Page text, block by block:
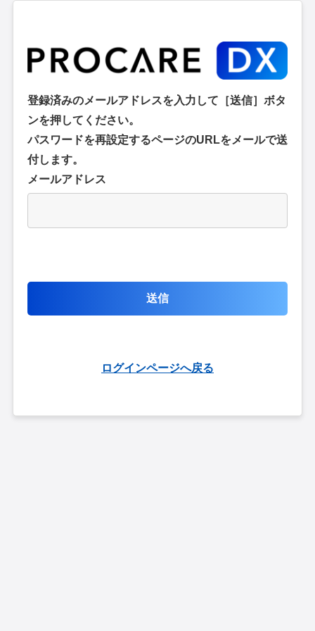
登録済みのメールアドレスを入力して［送信］ボタ
ンを押してください。
パスワードを再設定するページのURLをメールで送
付します。
メールアドレス
ログインページへ戻る